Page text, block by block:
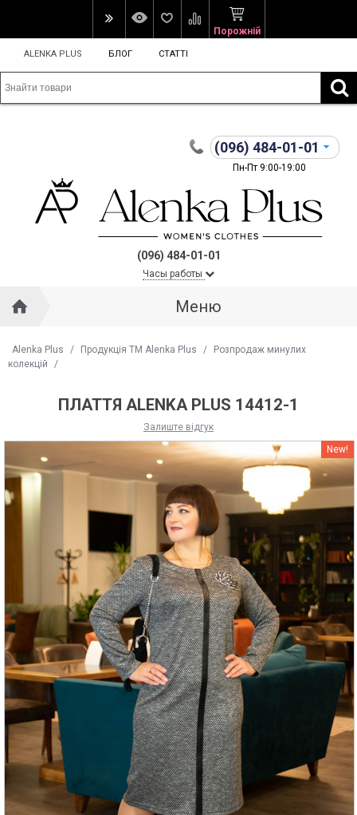
Порожній
ALENKA PLUS БЛОГ СТАТТІ
(096) 484-01-01
Пн-Пт 9:00-19:00
(096) 484-01-01
Часы работы
Меню
Alenka Plus / Продукція ТМ Alenka Plus /
Розпродаж минулих
колекцій
/
ПЛАТТЯ ALENKA PLUS 14412-1
Залиште відгук
New!